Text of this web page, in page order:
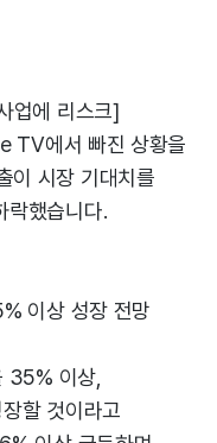
업에 리스크]
TV에서 빠진 상황을
이 시장 기대치를
락했습니다.
이상 성장 전망
35% 이상,
할 것이라고